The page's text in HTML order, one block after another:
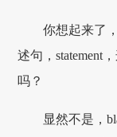
你想起来了
述句，statement
吗？
显然不是，